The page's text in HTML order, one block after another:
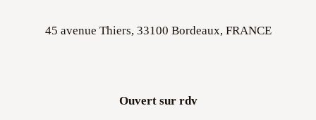
45 avenue Thiers, 33100 Bordeaux, FRANCE
Ouvert sur rdv